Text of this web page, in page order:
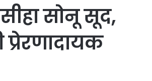
सोनू सूद,